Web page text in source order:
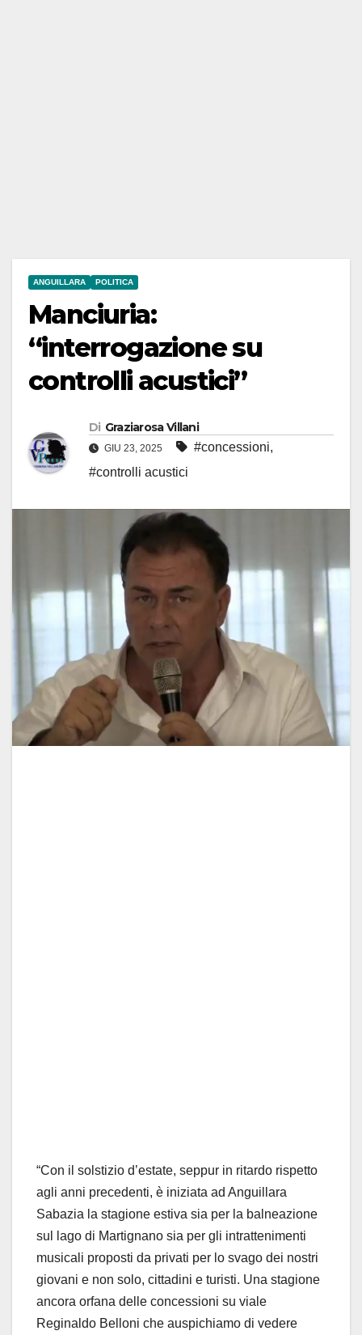
ANGUILLARA POLITICA
Manciuria:
“interrogazione su
controlli acustici”
Di Graziarosa Villani
GIU 23, 2025 #concessioni,
#controlli acustici
“Con il solstizio d’estate, seppur in ritardo rispetto
agli anni precedenti, è iniziata ad Anguillara
Sabazia la stagione estiva sia per la balneazione
sul lago di Martignano sia per gli intrattenimenti
musicali proposti da privati per lo svago dei nostri
giovani e non solo, cittadini e turisti. Una stagione
ancora orfana delle concessioni su viale
Reginaldo Belloni che auspichiamo di vedere